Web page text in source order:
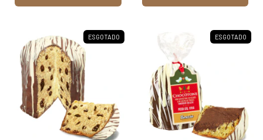
ESGOTADO ESGOTADO